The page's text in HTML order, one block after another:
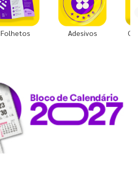
Folhetos Adesivos